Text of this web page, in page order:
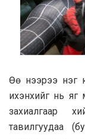
Өө нээрээ нэг
ихэнхийг нь яг
захиалгаар
тавилгуудаа